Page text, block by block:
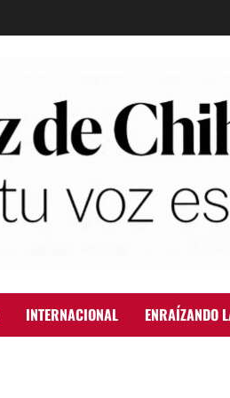
INTERNACIONAL ENRAÍZANDO